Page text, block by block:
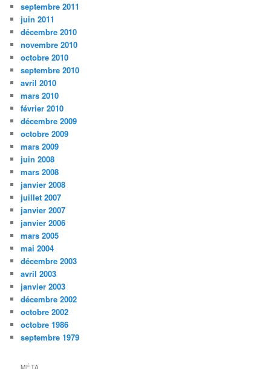
septembre 2011
juin 2011
décembre 2010
novembre 2010
octobre 2010
septembre 2010
avril 2010
mars 2010
février 2010
décembre 2009
octobre 2009
mars 2009
juin 2008
mars 2008
janvier 2008
juillet 2007
janvier 2007
janvier 2006
mars 2005
mai 2004
décembre 2003
avril 2003
janvier 2003
décembre 2002
octobre 2002
octobre 1986
septembre 1979